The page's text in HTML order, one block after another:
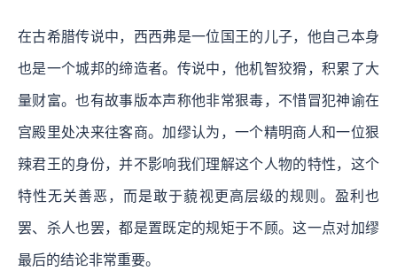
在古希腊传说中，西西弗是一位国王的儿子，他自己本身
也是一个城邦的缔造者。传说中，他机智狡猾，积累了大
量财富。也有故事版本声称他非常狠毒，不惜冒犯神谕在
宫殿里处决来往客商。加缪认为，一个精明商人和一位狠
辣君王的身份，并不影响我们理解这个人物的特性，这个
特性无关善恶，而是敢于藐视更高层级的规则。盈利也
罢、杀人也罢，都是置既定的规矩于不顾。这一点对加缪
最后的结论非常重要。